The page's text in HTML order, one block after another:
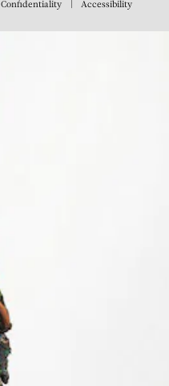
Confidentiality Accessibility